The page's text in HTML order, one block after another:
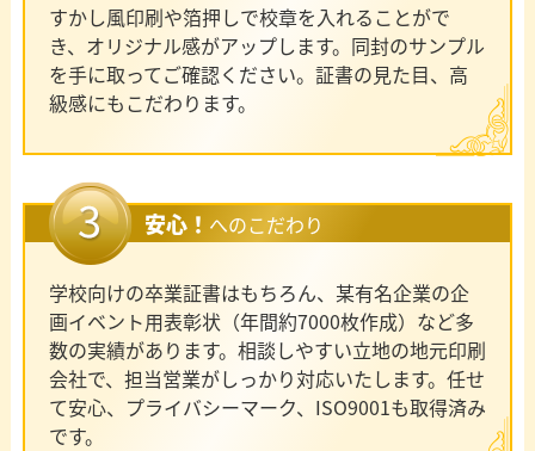
すかし風印刷や箔押しで校章を入れることがで
き、オリジナル感がアップします。同封のサンプル
を手に取ってご確認ください。証書の見た目、高
級感にもこだわります。
安心！ へのこだわり
学校向けの卒業証書はもちろん、某有名企業の企
画イベント用表彰状（年間約7000枚作成）など多
数の実績があります。相談しやすい立地の地元印刷
会社で、担当営業がしっかり対応いたします。任せ
て安心、プライバシーマーク、ISO9001も取得済み
です。